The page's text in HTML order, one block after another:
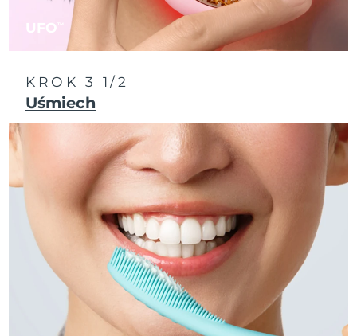
UFO TM
KROK 3 1/2
Uśmiech
Portoryko
Oczekiwany czas dostawy
14/8/26
Reunion
Rumunia
Oczekiwany czas dostawy
Rosja
Oczekiwany czas dostawy
20/8/26
Arabia Saudyjska
Oczekiwany czas dostawy
13/8/26
Oczekiwany czas dostawy